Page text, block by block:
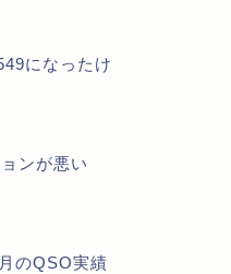
になったけ
ンが悪い
のQSO実績